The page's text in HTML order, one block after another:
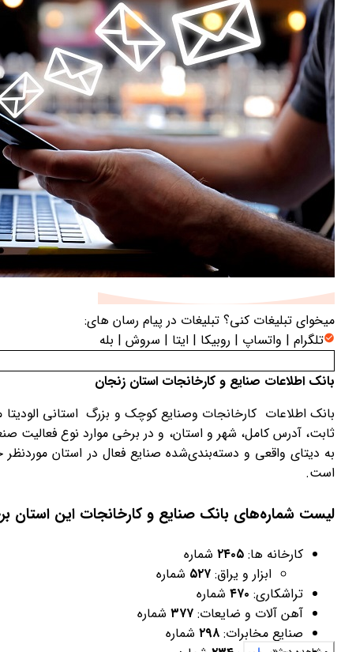
میخوای تبلیغات کنی؟ تبلیغات در پیام رسان های:
تلگرام | واتساپ | روبیکا | ایتا | سروش | بله
بانک اطلاعات صنایع و کارخانجات استان زنجان
بانک اطلاعات کارخانجات وصنایع کوچک و بزرگ استانی
ثابت، آدرس کامل، شهر و استان، و در برخی موارد نوع فعالیت
به دیتای واقعی و دسته‌بندی‌شده صنایع فعال در استان
است.
لیست شماره‌های بانک صنایع و کارخانجات این
کارخانه ها: ۲۴۰۵ شماره
ابزار و یراق: ۵۲۷ شماره
تراشکاری: ۴۷۰ شماره
آهن آلات و ضایعات: ۳۷۷ شماره
صنایع مخابرات: ۲۹۸ شماره